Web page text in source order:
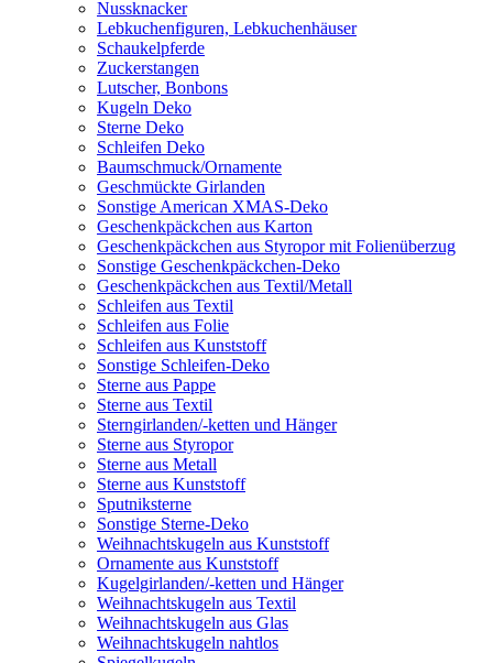
Nussknacker
Lebkuchenfiguren, Lebkuchenhäuser
Schaukelpferde
Zuckerstangen
Lutscher, Bonbons
Kugeln Deko
Sterne Deko
Schleifen Deko
Baumschmuck/Ornamente
Geschmückte Girlanden
Sonstige American XMAS-Deko
Geschenkpäckchen aus Karton
Geschenkpäckchen aus Styropor mit Folienüberzug
Sonstige Geschenkpäckchen-Deko
Geschenkpäckchen aus Textil/Metall
Schleifen aus Textil
Schleifen aus Folie
Schleifen aus Kunststoff
Sonstige Schleifen-Deko
Sterne aus Pappe
Sterne aus Textil
Sterngirlanden/-ketten und Hänger
Sterne aus Styropor
Sterne aus Metall
Sterne aus Kunststoff
Sputniksterne
Sonstige Sterne-Deko
Weihnachtskugeln aus Kunststoff
Ornamente aus Kunststoff
Kugelgirlanden/-ketten und Hänger
Weihnachtskugeln aus Textil
Weihnachtskugeln aus Glas
Weihnachtskugeln nahtlos